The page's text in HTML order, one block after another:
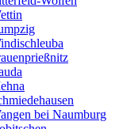
bei Naumburg